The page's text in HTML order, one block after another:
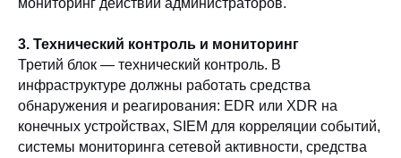
3. Технический контроль и мониторинг
Третий блок — технический контроль. В
инфраструктуре должны работать средства
обнаружения и реагирования: EDR или XDR на
конечных устройствах, SIEM для корреляции событий,
системы мониторинга сетевой активности, средства